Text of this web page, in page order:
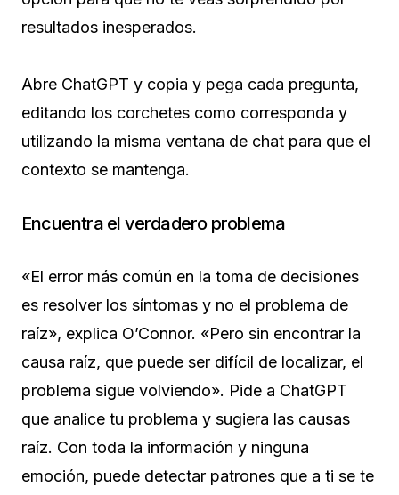
resultados inesperados.
Abre ChatGPT y copia y pega cada pregunta,
editando los corchetes como corresponda y
utilizando la misma ventana de chat para que el
contexto se mantenga.
Encuentra el verdadero problema
«El error más común en la toma de decisiones
es resolver los síntomas y no el problema de
raíz», explica O’Connor. «Pero sin encontrar la
causa raíz, que puede ser difícil de localizar, el
problema sigue volviendo». Pide a ChatGPT
que analice tu problema y sugiera las causas
raíz. Con toda la información y ninguna
emoción, puede detectar patrones que a ti se te